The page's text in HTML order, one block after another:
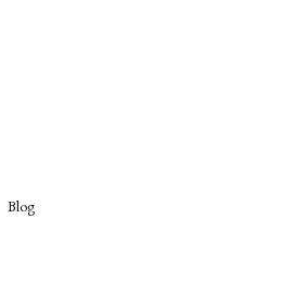
Blog